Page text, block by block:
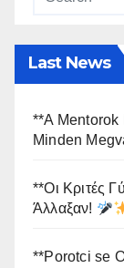
Last News
**A
Minden
**Οι Κριτές
Άλλαξαν!
**Porotci se